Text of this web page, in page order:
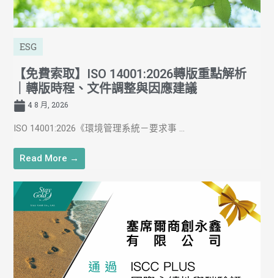
ESG
【免費索取】ISO 14001:2026轉版重點解析
｜轉版時程、文件調整與因應建議
4 8 月, 2026
ISO 14001:2026《環境管理系統－要求事 ...
Read More →